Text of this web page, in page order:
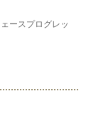
ースプログレッ
o